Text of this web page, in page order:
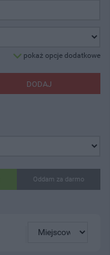
pokaż opcje dodatkowe
DODAJ
Oddam za darmo